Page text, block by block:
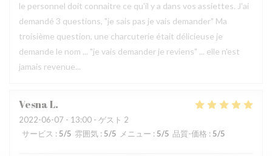
le personnel doit connaitre ce qu'il y a dans vos assiettes. J'ai
demandé 3 questions, "je sais pas je vais demander" Ma
troisième question, une charcuterie était délicieuse je
demande le nom ... "je vais demander je reviens" ... elle n'est
jamais revenue...
VesnaL
2022-06-07 - 13:00 - ゲスト 2
サービス : 5/5 雰囲気 : 5/5 メニュー : 5/5 品質-価格 : 5/5